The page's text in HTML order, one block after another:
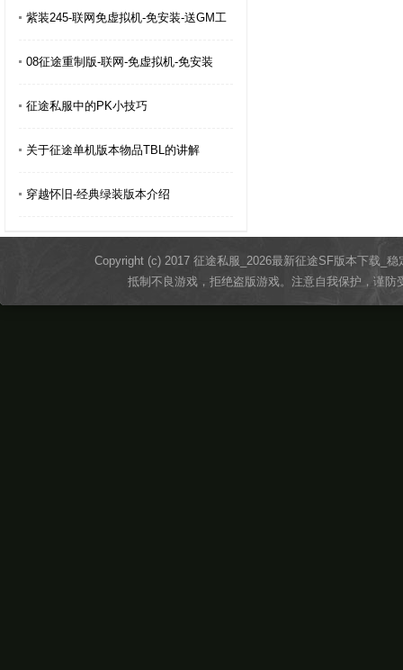
紫装245-联网免虚拟机-免安装-送GM工
08征途重制版-联网-免虚拟机-免安装
征途私服中的PK小技巧
关于征途单机版本物品TBL的讲解
穿越怀旧-经典绿装版本介绍
Copyright (c) 2017 征途私服_2026最新征途SF版本下载_
抵制不良游戏，拒绝盗版游戏。注意自我保护，谨